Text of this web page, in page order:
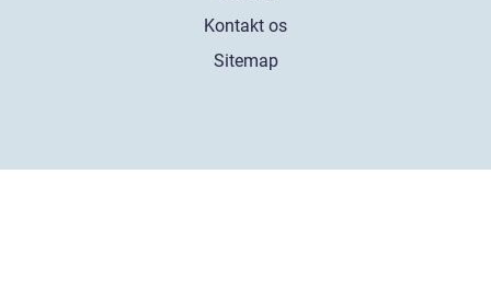
Kontakt os
Sitemap